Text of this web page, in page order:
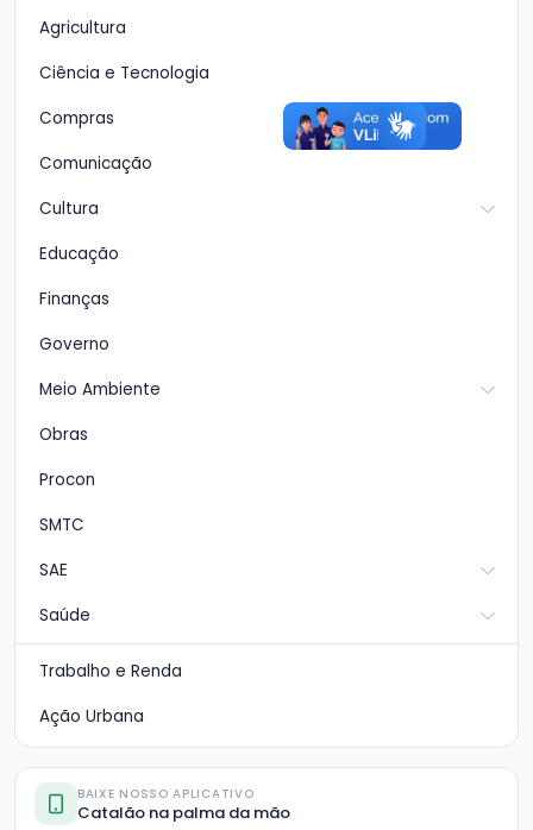
Agricultura
Ciência e Tecnologia
Compras
Comunicação
Cultura
Educação
Finanças
Governo
Meio Ambiente
Obras
Procon
SMTC
SAE
Saúde
Trabalho e Renda
Ação Urbana
BAIXE NOSSO APLICATIVO
Catalão na palma da mão